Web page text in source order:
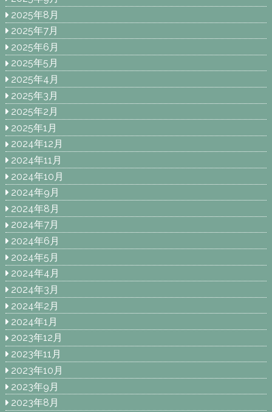
2025年8月
2025年7月
2025年6月
2025年5月
2025年4月
2025年3月
2025年2月
2025年1月
2024年12月
2024年11月
2024年10月
2024年9月
2024年8月
2024年7月
2024年6月
2024年5月
2024年4月
2024年3月
2024年2月
2024年1月
2023年12月
2023年11月
2023年10月
2023年9月
2023年8月